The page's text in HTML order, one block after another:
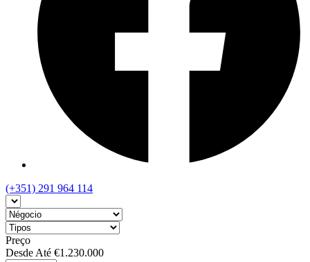
(+351) 291 964 114
Preço
Desde Até €1.230.000